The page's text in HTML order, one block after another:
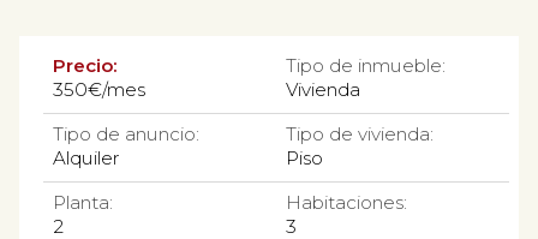
Precio:
350€/mes
Tipo de inmueble:
Vivienda
Tipo de anuncio:
Alquiler
Tipo de vivienda:
Piso
Planta:
2
Habitaciones:
3